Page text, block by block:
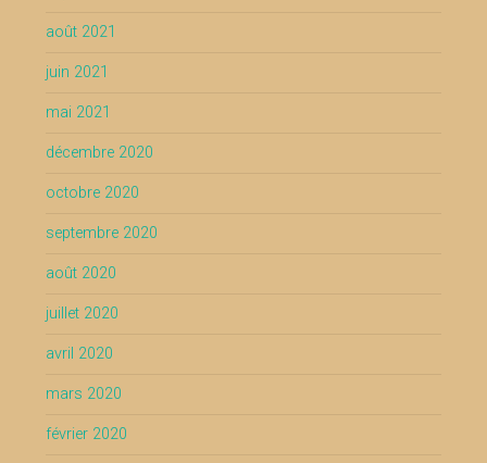
août 2021
juin 2021
mai 2021
décembre 2020
octobre 2020
septembre 2020
août 2020
juillet 2020
avril 2020
mars 2020
février 2020